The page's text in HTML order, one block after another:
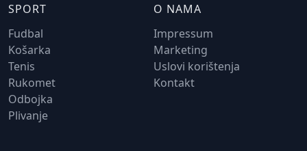
SPORT
Fudbal
Košarka
Tenis
Rukomet
Odbojka
Plivanje
O NAMA
Impressum
Marketing
Uslovi korištenja
Kontakt